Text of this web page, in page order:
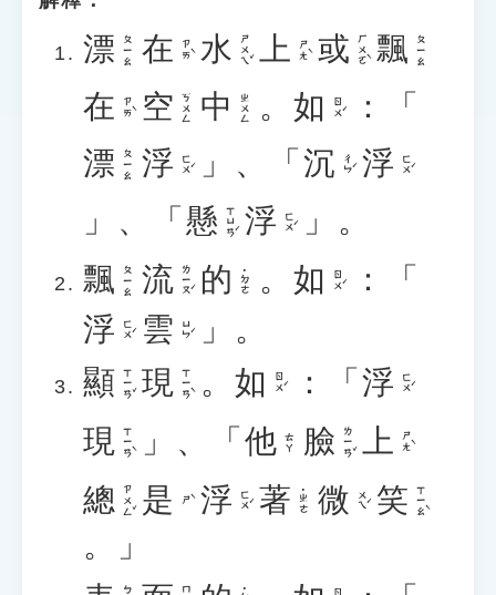
漂 ㄆㄧㄠ 在 ㄗㄞˋ 水 ㄕㄨㄟˇ 上 ㄕㄤˋ 或 ㄏㄨㄛˋ 飄 ㄆㄧㄠ
在 ㄗㄞˋ 空 ㄎㄨㄥ 中 ㄓㄨㄥ 。 如 ㄖㄨˊ
：「
漂 ㄆㄧㄠ 浮 ㄈㄨˊ 」、「 沉 ㄔㄣˊ 浮 ㄈㄨˊ
」、「 懸 ㄒㄩㄢˊ 浮 ㄈㄨˊ
」。
飄 ㄆㄧㄠ 流 ㄌㄧㄡˊ 的 ˙ㄉㄜ 。 如 ㄖㄨˊ
：「
浮 ㄈㄨˊ 雲 ㄩㄣˊ
」。
顯 ㄒㄧㄢˇ 現 ㄒㄧㄢˋ 。 如 ㄖㄨˊ ：「 浮 ㄈㄨˊ
現 ㄒㄧㄢˋ 」、「 他 ㄊㄚ 臉 ㄌㄧㄢˇ 上 ㄕㄤˋ
總 ㄗㄨㄥˇ 是 ㄕˋ 浮 ㄈㄨˊ 著 ˙ㄓㄜ 微 ㄨㄟˊ 笑 ㄒㄧㄠˋ
。」